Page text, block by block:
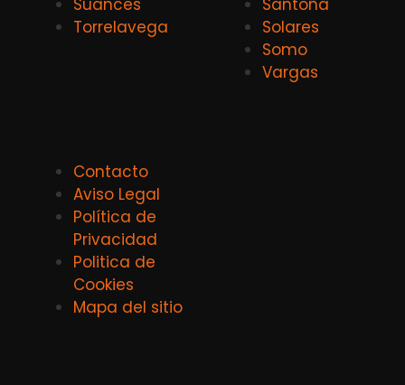
Torrelavega
Solares
Somo
Vargas
Contacto
Aviso Legal
Política de
Privacidad
Politica de
Cookies
Mapa del sitio